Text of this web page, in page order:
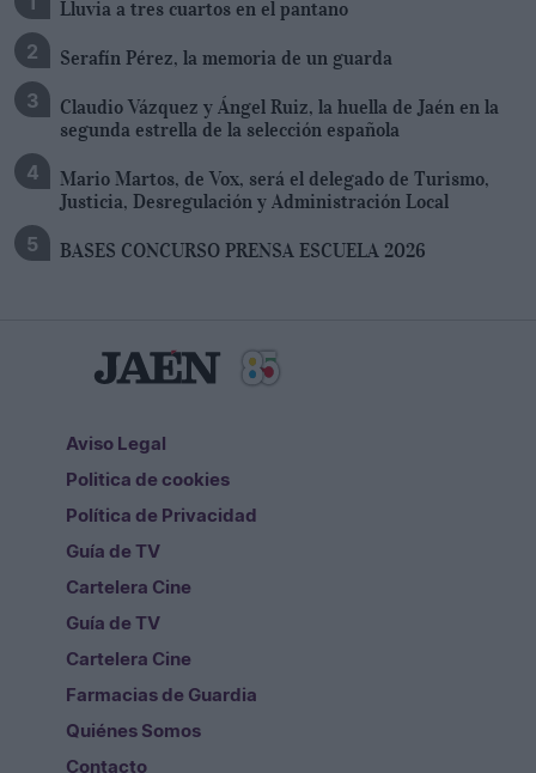
Lluvia a tres cuartos en el pantano
Serafín Pérez, la memoria de un guarda
Claudio Vázquez y Ángel Ruiz, la huella de Jaén en la
segunda estrella de la selección española
Mario Martos, de Vox, será el delegado de Turismo,
Justicia, Desregulación y Administración Local
BASES CONCURSO PRENSA ESCUELA 2026
Aviso Legal
Politica de cookies
Política de Privacidad
Guía de TV
Cartelera Cine
Guía de TV
Cartelera Cine
Farmacias de Guardia
Quiénes Somos
Contacto